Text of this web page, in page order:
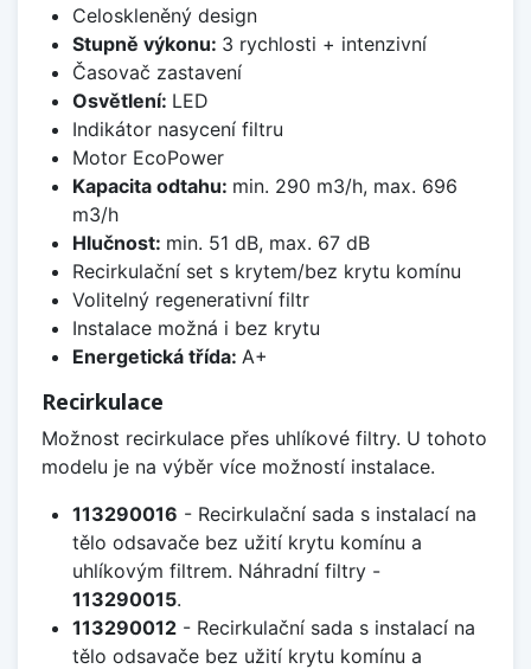
Celoskleněný design
Stupně výkonu: 3 rychlosti + intenzivní
Časovač zastavení
Osvětlení: LED
Indikátor nasycení filtru
Motor EcoPower
Kapacita odtahu: min. 290 m3/h, max. 696
m3/h
Hlučnost: min. 51 dB, max. 67 dB
Recirkulační set s krytem/bez krytu komínu
Volitelný regenerativní filtr
Instalace možná i bez krytu
Energetická třída: A+
Recirkulace
Možnost recirkulace přes uhlíkové filtry. U tohoto
modelu je na výběr více možností instalace.
113290016 - Recirkulační sada s instalací na
tělo odsavače bez užití krytu komínu a
uhlíkovým filtrem. Náhradní filtry -
113290015.
113290012- Recirkulační sada s instalací na
tělo odsavače bez užití krytu komínu a